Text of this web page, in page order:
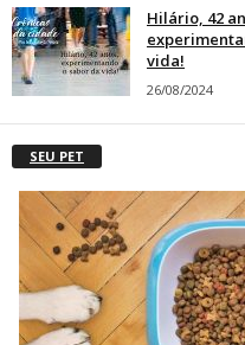
Hilário, 42
vida!
26/08/2024
SEU PET